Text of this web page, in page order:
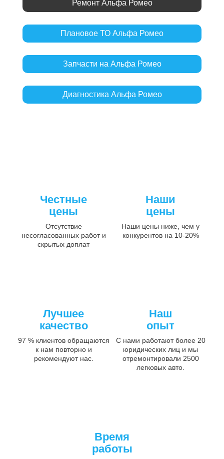
Ремонт Альфа Ромео
Плановое ТО Альфа Ромео
Запчасти на Альфа Ромео
Диагностика Альфа Ромео
Честные
цены
Отсутствие
несогласованных работ и
скрытых доплат
Наши
цены
Наши цены ниже, чем у
конкурентов на 10-20%
Лучшее
качество
97 % клиентов обращаются
к нам повторно и
рекомендуют нас.
Наш
опыт
С нами работают более 20
юридических лиц и мы
отремонтировали 2500
легковых авто.
Время
работы